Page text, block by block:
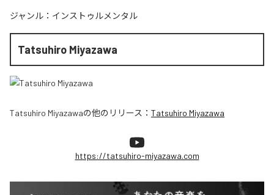
ジャンル： インストゥルメンタル
Tatsuhiro Miyazawa
Tatsuhiro Miyazawaの他のリリース： Tatsuhiro Miyazawa
https://tatsuhiro-miyazawa.com